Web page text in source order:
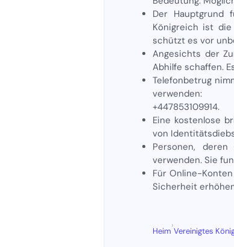
Der Hauptgrund
Königreich ist die
schützt es vor
Angesichts der
Abhilfe schaffen.
Telefonbetrug
verwenden:
+447853109914.
Eine kostenlose
von
Personen,
verwenden. Sie
Für Online-
Sicherheit
Heim
›
Vereinigtes